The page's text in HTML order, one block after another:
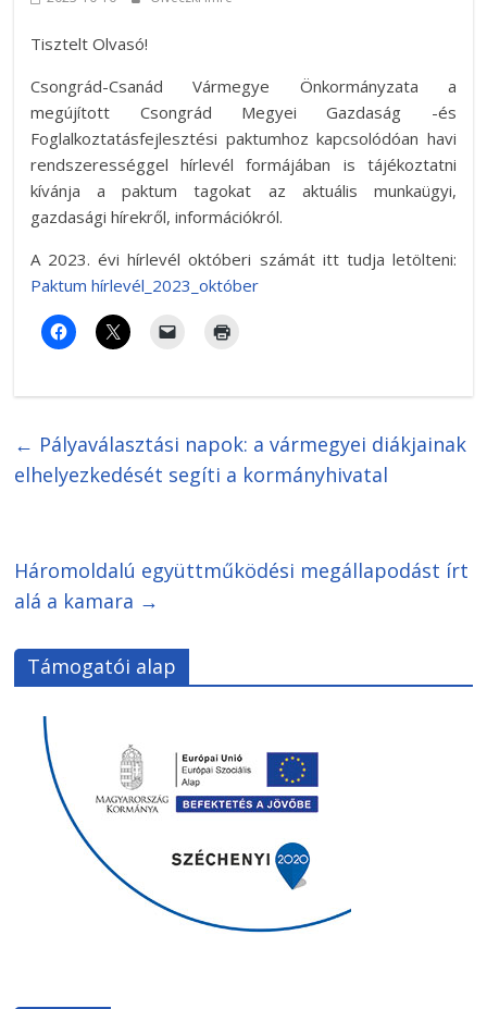
Tisztelt Olvasó!
Csongrád-Csanád Vármegye Önkormányzata a
megújított Csongrád Megyei Gazdaság -és
Foglalkoztatásfejlesztési paktumhoz kapcsolódóan havi
rendszerességgel hírlevél formájában is tájékoztatni
kívánja a paktum tagokat az aktuális munkaügyi,
gazdasági hírekről, információkról.
A 2023. évi hírlevél októberi számát itt tudja letölteni:
Paktum hírlevél_2023_október
← Pályaválasztási napok: a vármegyei diákjainak
elhelyezkedését segíti a kormányhivatal
Háromoldalú együttműködési megállapodást írt
alá a kamara →
Támogatói alap